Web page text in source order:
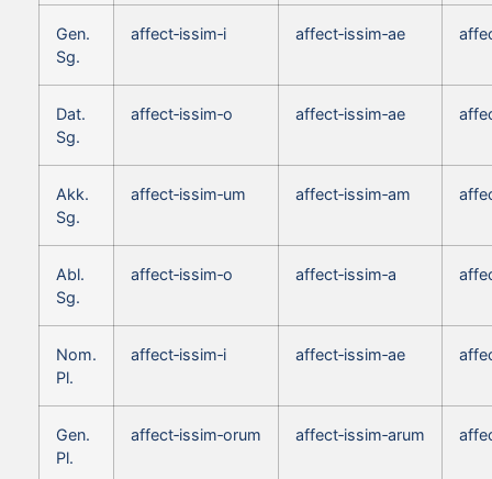
Gen.
Sg.
affect‑issim‑i affect‑issim‑ae
Dat.
Sg.
affect‑issim‑o affect‑issim‑ae
Akk.
Sg.
affect‑issim‑um affect‑issim‑am
Abl.
Sg.
affect‑issim‑o affect‑issim‑a
Nom.
Pl.
affect‑issim‑i affect‑issim‑ae
Gen.
Pl.
affect‑issim‑orum affect‑issim‑arum